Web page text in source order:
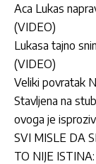
Aca Lukas
(VIDEO)
Lukasa tajno
(VIDEO)
Veliki povratak
Stavljena na
ovoga je
SVI MISLE DA
TO NIJE